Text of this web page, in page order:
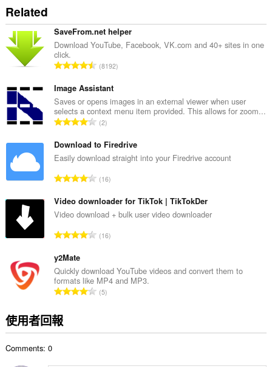
Related
SaveFrom.net helper
Download YouTube, Facebook, VK.com and 40+ sites in one
click.
評
的
總
次
數
8192
Image Assistant
Saves or opens images in an external viewer when user
selects a context menu item provided. This allows for zoom...
評
的
總
數
2
Download to Firedrive
Easily download straight into your Firedrive account
評
的
總
數
16
Video downloader for TikTok | TikTokDer
Video download + bulk user video downloader
評
總
次
數
16
y2Mate
Quickly download YouTube videos and convert them to
formats like MP4 and MP3.
評
:
5
使用者回報
Comments: 0